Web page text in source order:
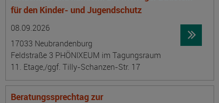
für den Kinder- und Jugendschutz
08.09.2026
17033 Neubrandenburg
Feldstraße 3 PHÖNIXEUM im Tagungsraum
11. Etage,/ggf. Tilly-Schanzen-Str. 17
Beratungssprechtag zur